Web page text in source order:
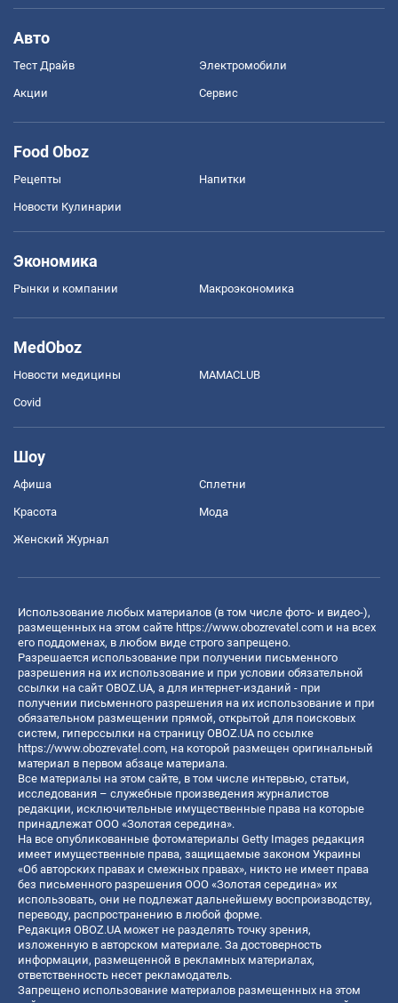
Авто
Тест Драйв Электромобили
Акции Сервис
Food Oboz
Рецепты Напитки
Новости Кулинарии
Экономика
Рынки и компании Mакроэкономика
MedOboz
Новости медицины MAMACLUB
Covid
Шоу
Афиша Сплетни
Красота Мода
Женский Журнал
Использование любых материалов (в том числе фото- и видео-),
размещенных на этом сайте https://www.obozrevatel.com и на всех
его поддоменах, в любом виде строго запрещено.
Разрешается использование при получении письменного
разрешения на их использование и при условии обязательной
ссылки на сайт OBOZ.UA, а для интернет-изданий - при
получении письменного разрешения на их использование и при
обязательном размещении прямой, открытой для поисковых
систем, гиперссылки на страницу OBOZ.UA по ссылке
https://www.obozrevatel.com, на которой размещен оригинальный
материал в первом абзаце материала.
Все материалы на этом сайте, в том числе интервью, статьи,
исследования – служебные произведения журналистов
редакции, исключительные имущественные права на которые
принадлежат ООО «Золотая середина».
На все опубликованные фотоматериалы Getty Images редакция
имеет имущественные права, защищаемые законом Украины
«Об авторских правах и смежных правах», никто не имеет права
без письменного разрешения ООО «Золотая середина» их
использовать, они не подлежат дальнейшему воспроизводству,
переводу, распространению в любой форме.
Редакция OBOZ.UA может не разделять точку зрения,
изложенную в авторском материале. За достоверность
информации, размещенной в рекламных материалах,
ответственность несет рекламодатель.
Запрещено использование материалов размещенных на этом